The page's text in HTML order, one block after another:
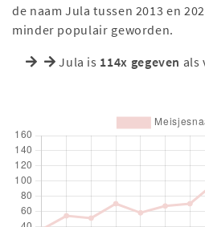
de naam Jula tussen 2013 en
minder populair geworden.
Jula is 114x gegeven als